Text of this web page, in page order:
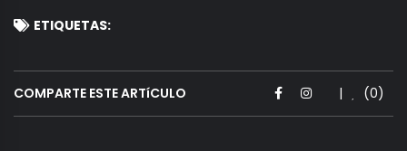
ETIQUETAS:
COMPARTE ESTE ARTíCULO | (0)